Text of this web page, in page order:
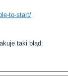
to-start/
taki błąd: